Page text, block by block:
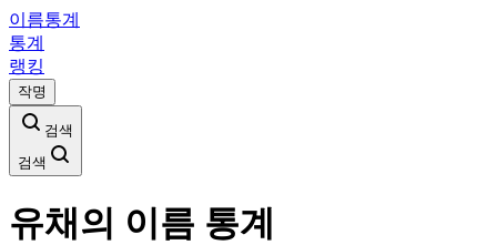
이름통계
통계
랭킹
작명
검색
검색
유채의 이름 통계